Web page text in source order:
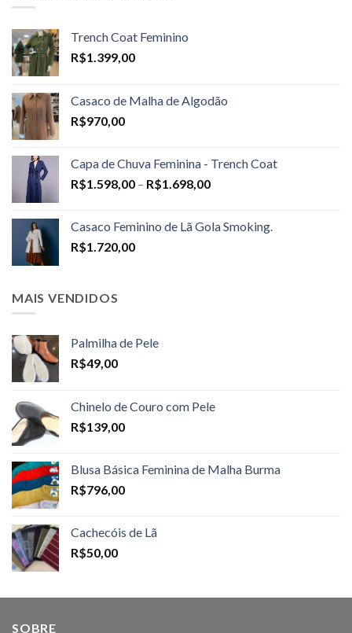
Trench Coat Feminino
R$1.399,00
Casaco de Malha de Algodão
R$970,00
Capa de Chuva Feminina - Trench Coat
R$1.598,00 – R$1.698,00Price
through
Casaco Feminino de Lã Gola Smoking.
R$1.720,00
MAIS VENDIDOS
Palmilha de Pele
R$49,00
Chinelo de Couro com Pele
R$139,00
Blusa Básica Feminina de Malha Burma
R$796,00
Cachecóis de Lã
R$50,00
SOBRE